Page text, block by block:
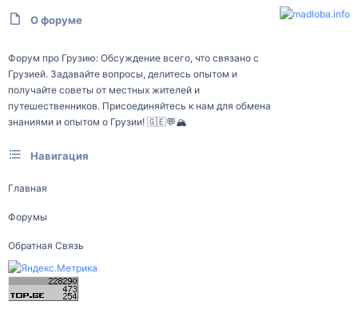
О форуме
Форум про Грузию: Обсуждение всего, что связано с
Грузией. Задавайте вопросы, делитесь опытом и
получайте советы от местных жителей и
путешественников. Присоединяйтесь к нам для обмена
знаниями и опытом о Грузии! 🇬🇪💬🏔️
Навигация
Главная
Форумы
Обратная Связь